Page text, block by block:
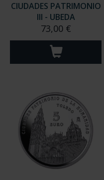
CIUDADES PATRIMONIO
III - UBEDA
73,00 €